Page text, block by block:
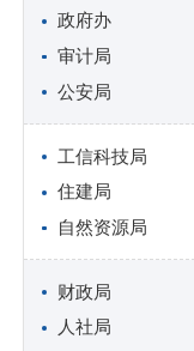
政府办
审计局
公安局
工信科技局
住建局
自然资源局
财政局
人社局